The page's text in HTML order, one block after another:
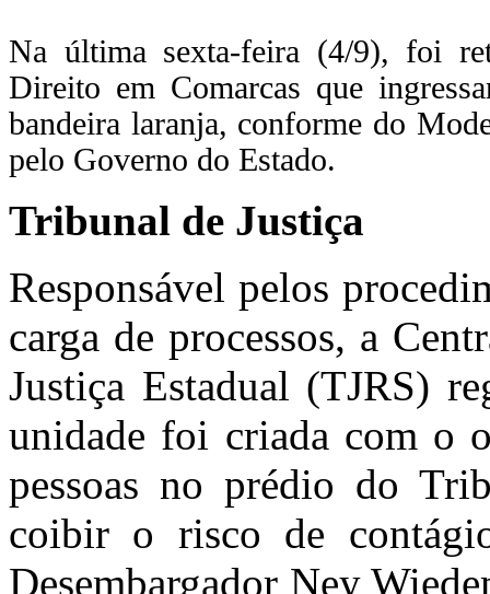
Na última sexta-feira (4/9), foi
Direito em Comarcas que
bandeira laranja, conforme do
pelo Governo do Estado.
Tribunal de Justiça
Responsável pelos
carga de processos, a
Justiça Estadual (TJRS)
unidade foi criada com o
pessoas no prédio do
coibir o risco de
Desembargador Ney